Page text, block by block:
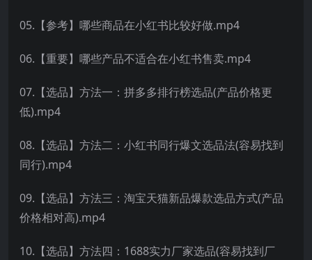
05.【参考】哪些商品在小红书比较好做.mp4
06.【重要】哪些产品不适合在小红书售卖.mp4
07.【选品】方法一：拼多多排行榜选品(产品价格更
低).mp4
08.【选品】方法二：小红书同行爆文选品法(容易找到
同行).mp4
09.【选品】方法三：淘宝天猫新品爆款选品方式(产品
价格相对高).mp4
10.【选品】方法四：1688实力厂家选品(容易找到厂